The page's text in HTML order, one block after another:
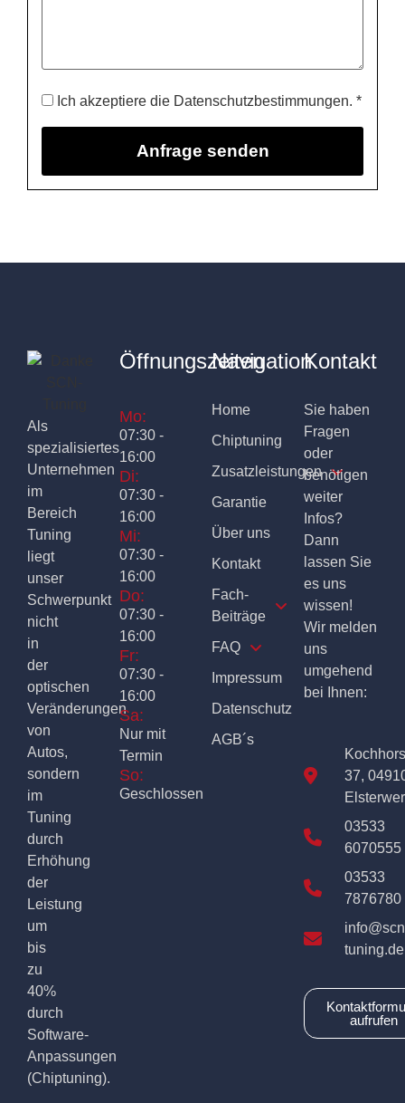
Ich akzeptiere die Datenschutzbestimmungen. *
Als
spezialisiertes
Unternehmen
im
Bereich
Tuning
liegt
unser
Schwerpunkt
nicht
in
der
optischen
Veränderungen
von
Autos,
sondern
im
Tuning
durch
Erhöhung
der
Leistung
um
bis
zu
40%
durch
Software-
Anpassungen
(Chiptuning).
Öffnungszeiten
Mo:
07:30 -
16:00
Di:
07:30 -
16:00
Mi:
07:30 -
16:00
Do:
07:30 -
16:00
Fr:
07:30 -
16:00
Sa:
Nur mit
Termin
So:
Geschlossen
Navigation
Home
Chiptuning
Zusatzleistungen
Garantie
Über uns
Kontakt
Fach-
Beiträge
FAQ
Impressum
Datenschutz
AGB´s
Kontakt
Sie haben
Fragen
oder
benötigen
weiter
Infos?
Dann
lassen Sie
es uns
wissen!
Wir melden
uns
umgehend
bei Ihnen:
37,
03533
6070555
03533
7876780
tuning.de
aufrufen